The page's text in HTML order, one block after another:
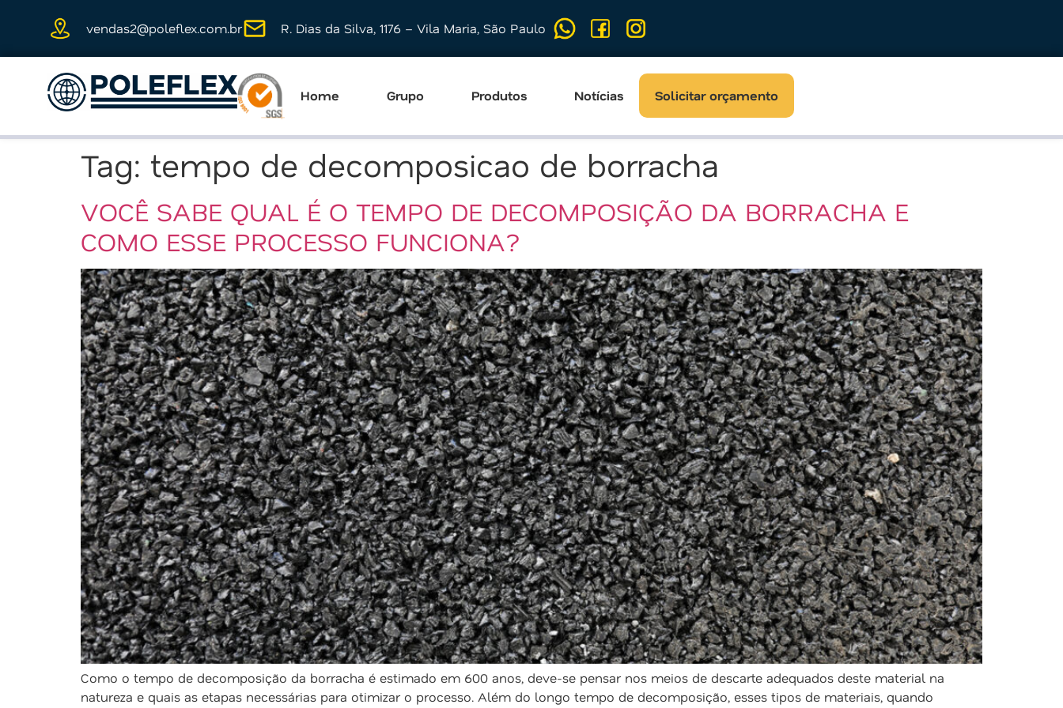
vendas2@poleflex.com.br R. Dias da Silva, 1176 – Vila Maria, São Paulo
Home Grupo Produtos Notícias Solicitar orçamento
Tag: tempo de decomposicao de borracha
VOCÊ SABE QUAL É O TEMPO DE DECOMPOSIÇÃO DA BORRACHA E
COMO ESSE PROCESSO FUNCIONA?
Como o tempo de decomposição da borracha é estimado em 600 anos, deve-se pensar nos meios de descarte adequados deste material na
natureza e quais as etapas necessárias para otimizar o processo. Além do longo tempo de decomposição, esses tipos de materiais, quando